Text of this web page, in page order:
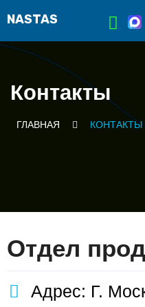
Контакты
ГЛАВНАЯ КОНТАКТЫ
Отдел
Адрес: Г.